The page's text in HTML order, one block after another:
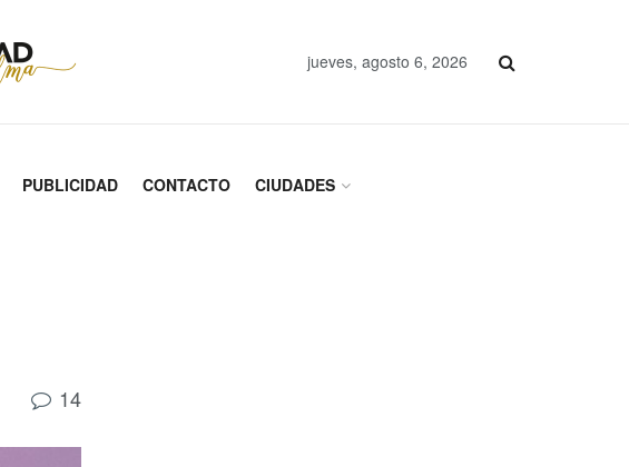
jueves, agosto 6, 2026
PUBLICIDAD CONTACTO CIUDADES
14